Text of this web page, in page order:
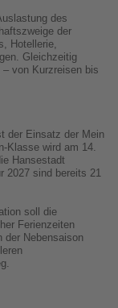
des
der
Hotellerie,
Gleichzeitig
von Kurzreisen bis
der Einsatz der Mein
Klasse wird am 14.
Hansestadt
2027 sind bereits 21
soll die
Ferienzeiten
der Nebensaison